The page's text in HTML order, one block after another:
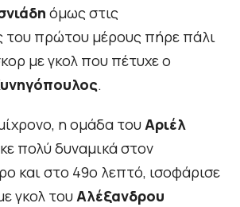
όμως στις
του πρώτου μέρους πήρε πάλι
με γκολ που πέτυχε ο
.
η ομάδα τουΑριέλ
πολύ δυναμικά στον
και στο 49ο λεπτό, ισοφάρισε
γκολ τουΑλέξανδρου